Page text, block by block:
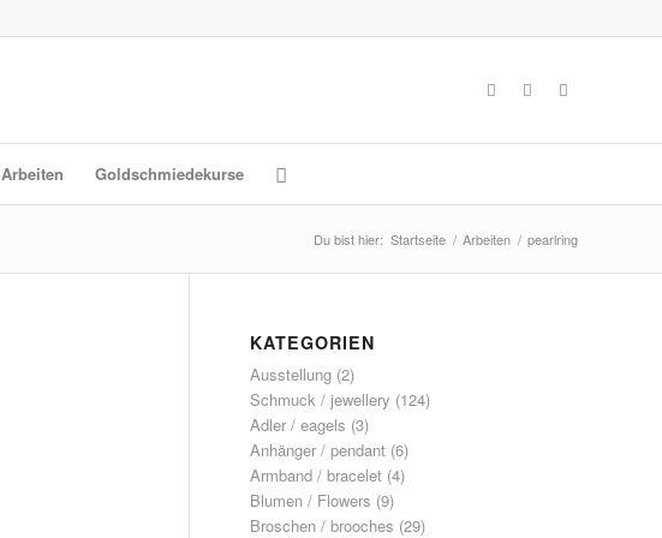
Arbeiten Goldschmiedekurse
Du bist hier: Startseite / Arbeiten / pearlring
KATEGORIEN
Ausstellung (2)
Schmuck / jewellery (124)
Adler / eagels (3)
Anhänger / pendant (6)
Armband / bracelet (4)
Blumen / Flowers (9)
Broschen / brooches (29)